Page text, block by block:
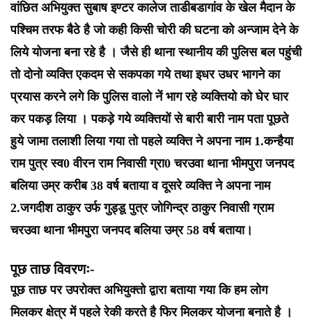
वांछित अभियुक्त सुबाष इण्टर कालेज ताडीबडागांव के खेल मैदान के
पश्चिम तरफ बैठे है जो कही किसी चोरी की घटना को अन्जाम देने के
लिये योजना बना रहे है । जैसे ही थाना स्थानीय की पुलिस बल पहुंची
तो दोनो व्यक्ति एकदम से सकपका गये तथा इधर उधर भागने का
प्रयास करने लगे कि पुलिस वालो नें भाग रहे व्यक्तियो को घेर घार
कर पकड़ लिया । पकड़े गये व्यक्तियों से बारी बारी नाम पता पूछते
हुये जामा तलाशी लिया गया तो पहले व्यक्ति ने अपना नाम 1.कन्हैया
राम पुत्र स्व0 वीरन राम निवासी ग्रा0 चरउवा थाना भीमपुरा जनपद
बलिया उम्र करीब 38 वर्ष बताया व दूसरे व्यक्ति ने अपना नाम
2.जगदीश ठाकुर उर्फ गुड्डू पुत्र जोगिन्द्र ठाकुर निवासी ग्राम
चरउवा थाना भीमपुरा जनपद बलिया उम्र 58 वर्ष बताया।
पूछ ताछ विवरणः-
पूछ ताछ पर उपरोक्त अभियुक्तो द्वारा बताया गया कि हम लोग
मिलकर क्षेत्र में पहले रेकी करते है फिर मिलकर योजना बनाते है ।